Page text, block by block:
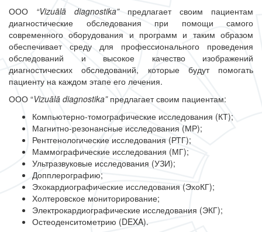
ООО “Vizuālā diagnostika”предлагает своим пациентам
диагностические обследования при помощи самого
современного оборудования и программ и таким образом
обеспечивает среду для профессионального проведения
обследований и высокое качество изображений
диагностических обследований, которые будут помогать
пациенту на каждом этапе его лечения.
ООО “Vizuālā diagnostika” предлагает своим пациентам:
Компьютерно-томографические исследования (КТ);
Магнитно-резонансные исследования (МР);
Рентгенологические исследования (РТГ);
Маммографические исследования (МГ);
Ультразвуковые исследования (УЗИ);
Допплерографию;
Эхокардиографические исследования (ЭхоКГ);
Холтеровское мониторирование;
Электрокардиографические исследования (ЭКГ);
Остеоденситометрию (DEXA).